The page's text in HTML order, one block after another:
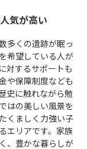
気が高い
多くの遺跡が眠っ
希望している人が
対するサポートも
や保障制度なども
史に触れながら勉
はの美しい風景を
くましく力強い子
エリアです。家族
、豊かな暮らしが